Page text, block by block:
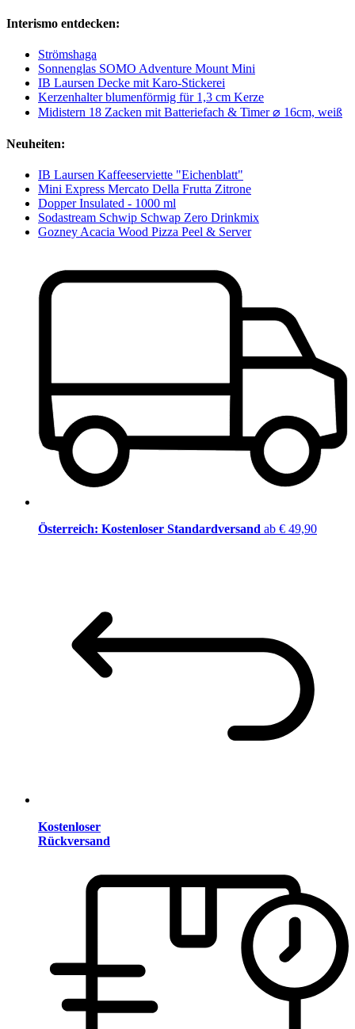
Interismo entdecken:
Strömshaga
Sonnenglas SOMO Adventure Mount Mini
IB Laursen Decke mit Karo-Stickerei
Kerzenhalter blumenförmig für 1,3 cm Kerze
Midistern 18 Zacken mit Batteriefach & Timer ⌀ 16cm, weiß
Neuheiten:
IB Laursen Kaffeeserviette "Eichenblatt"
Mini Express Mercato Della Frutta Zitrone
Dopper Insulated - 1000 ml
Sodastream Schwip Schwap Zero Drinkmix
Gozney Acacia Wood Pizza Peel & Server
Österreich: Kostenloser Standardversand ab € 49,90
Kostenloser
Rückversand